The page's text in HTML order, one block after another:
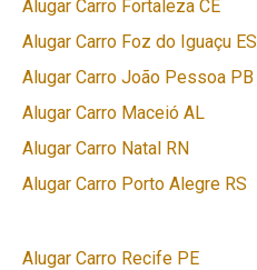
Alugar Carro Fortaleza CE
Alugar Carro Foz do Iguaçu ES
Alugar Carro João Pessoa PB
Alugar Carro Maceió AL
Alugar Carro Natal RN
Alugar Carro Porto Alegre RS
Alugar Carro Recife PE